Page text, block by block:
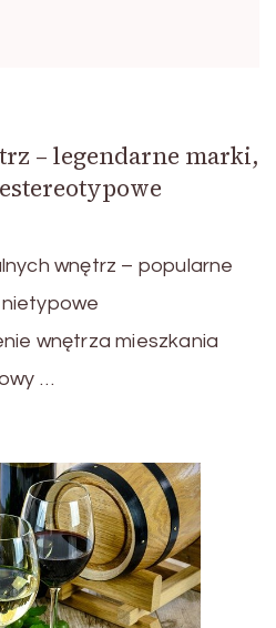
– legendarne marki,
wnętrz – popularne
wnętrza mieszkania
…